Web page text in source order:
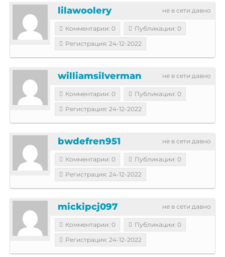
не в сети давно
lilawoolery
Комментарии: 0
Публикации: 0
Регистрация: 24-12-2022
не в сети давно
williamsilverman
Комментарии: 0
Публикации: 0
Регистрация: 24-12-2022
не в сети давно
bwdefren951
Комментарии: 0
Публикации: 0
Регистрация: 24-12-2022
не в сети давно
mickipcj097
Комментарии: 0
Публикации: 0
Регистрация: 24-12-2022